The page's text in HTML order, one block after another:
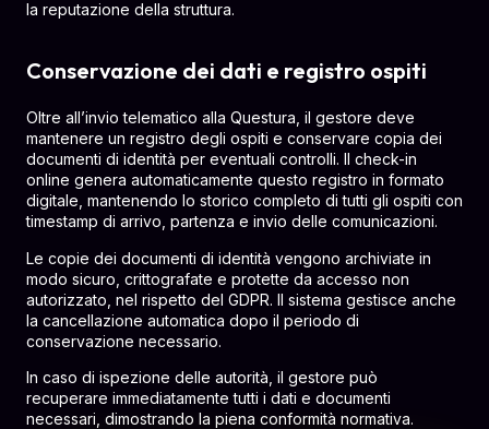
la reputazione della struttura.
Conservazione dei dati e registro ospiti
Oltre all’invio telematico alla Questura, il gestore deve
mantenere un registro degli ospiti e conservare copia dei
documenti di identità per eventuali controlli. Il check-in
online genera automaticamente questo registro in formato
digitale, mantenendo lo storico completo di tutti gli ospiti con
timestamp di arrivo, partenza e invio delle comunicazioni.
Le copie dei documenti di identità vengono archiviate in
modo sicuro, crittografate e protette da accesso non
autorizzato, nel rispetto del GDPR. Il sistema gestisce anche
la cancellazione automatica dopo il periodo di
conservazione necessario.
In caso di ispezione delle autorità, il gestore può
recuperare immediatamente tutti i dati e documenti
necessari, dimostrando la piena conformità normativa.